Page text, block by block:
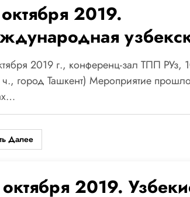
2019.
и перспектива».
2019 г., конференц-зал ТПП РУз,
город Ташкент) Мероприятие
Далее
2019.